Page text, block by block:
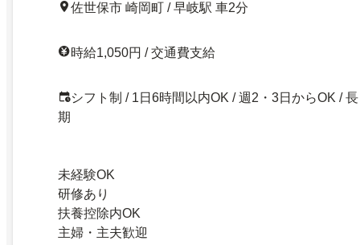
佐世保市 崎岡町 / 早岐駅 車2分
時給1,050円 / 交通費支給
シフト制 / 1日6時間以内OK / 週2・3日からOK / 長
期
未経験OK
研修あり
扶養控除内OK
主婦・主夫歓迎